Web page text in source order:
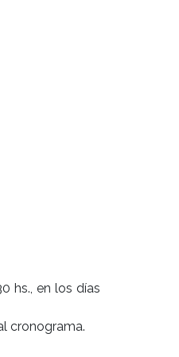
hs., en los días
cronograma.